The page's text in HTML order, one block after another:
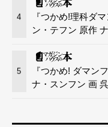
4
『つかめ!理科ダ
ン・テフン 原作
5
『つかめ! ダマン
ナ・スンフン 画